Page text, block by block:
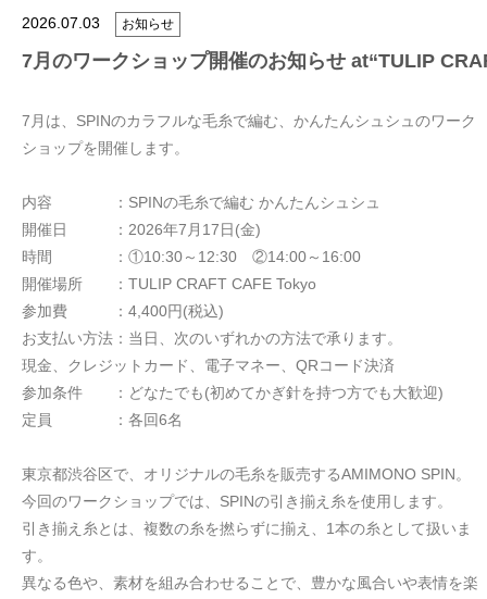
2026.07.03 お知らせ
7月のワークショップ開催のお知らせ at“TULIP
7月は、SPINのカラフルな毛糸で編む、かんたんシュシュのワーク
ショップを開催します。
内容 ：SPINの毛糸で編む かんたんシュシュ
開催日 ：2026年7月17日(金)
時間 ：①10:30～12:30 ②14:00～16:00
開催場所 ：TULIP CRAFT CAFE Tokyo
参加費 ：4,400円(税込)
お支払い方法：当日、次のいずれかの方法で承ります。
現金、クレジットカード、電子マネー、QRコード決済
参加条件 ：どなたでも(初めてかぎ針を持つ方でも大歓迎)
定員 ：各回6名
東京都渋谷区で、オリジナルの毛糸を販売するAMIMONO SPIN。
今回のワークショップでは、SPINの引き揃え糸を使用します。
引き揃え糸とは、複数の糸を撚らずに揃え、1本の糸として扱いま
す。
異なる色や、素材を組み合わせることで、豊かな風合いや表情を楽